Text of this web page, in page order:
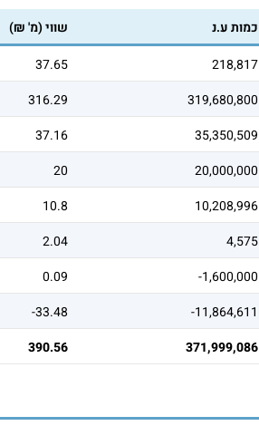
כמות ע.נ
שווי (מ' ₪)
218,817
37.65
319,680,800
316.29
35,350,509
37.16
20,000,000
20
10,208,996
10.8
4,575
2.04
-1,600,000
0.09
-11,864,611
-33.48
371,999,086
390.56